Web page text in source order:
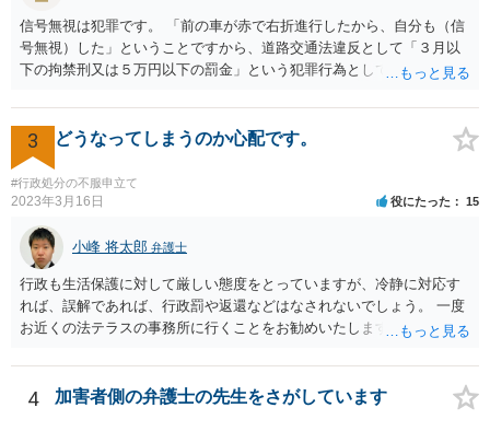
信号無視は犯罪です。 「前の車が赤で右折進行したから、自分も（信
号無視）した」ということですから、道路交通法違反として「３月以
下の拘禁刑又は５万円以下の罰金」という犯罪行為として処罰される
ようとしまいと現行犯逮捕できるわけです。 そこを、「サインをしな
いと逮捕する」というのは、「現行犯逮捕して刑事処分（罰金でも前
科になる）にできるが、認めてサインすれば反則処理（何千円程度の
反則金があっても前科にならない）ですませてあげる」という意味で
す。 あなたはこの警察官を非難するのではなく、感謝すべきというこ
とです。 警察官の「こんな事を言うのだったら免許証返した方がい
い」との発言ですが、実際「前の車が赤で右折進行したから、自分も
（信号無視）した」というあなたと同じ考えの人が運転をしている公
道は、きちんと交通ルールを守っている人や歩行者らにとってとても
危険なものであり怖いので、そのような人には是非とも運転免許を返
納してほしいと思うのが社会の大勢です。 実際「交通違反を繰り返せ
しろ今回を苦い薬（良い教訓）として反省し、次回から「前の車は赤
3 どうなってしまうのか心配です。
#行政処分の不服申立て
2023年3月16日 役にたった 15
小峰 将太郎 弁護士
行政も生活保護に対して厳しい態度をとっていますが、冷静に対応す
れば、誤解であれば、行政罰や返還などはなされないでしょう。 一度
お近くの法テラスの事務所に行くことをお勧めいたします。
4 加害者側の弁護士の先生をさがしています